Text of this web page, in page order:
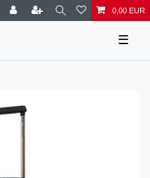
0,00 EUR
☰